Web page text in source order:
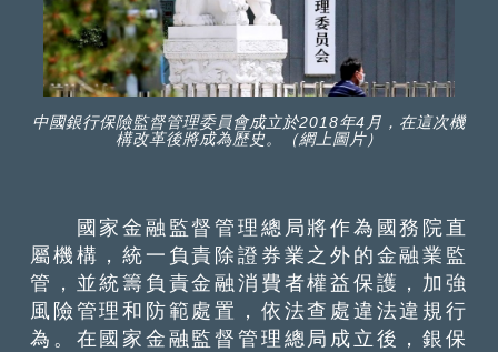
中國銀行保險監督管理委員會成立於2018年4月，在這次機
構改革後將成為歷史。（網上圖片）
國家金融監督管理總局將作為國務院直
屬機構，統一負責除證券業之外的金融業監
管，並統籌負責金融消費者權益保護，加強
風險管理和防範處置，依法查處違法違規行
為。在國家金融監督管理總局成立後，銀保